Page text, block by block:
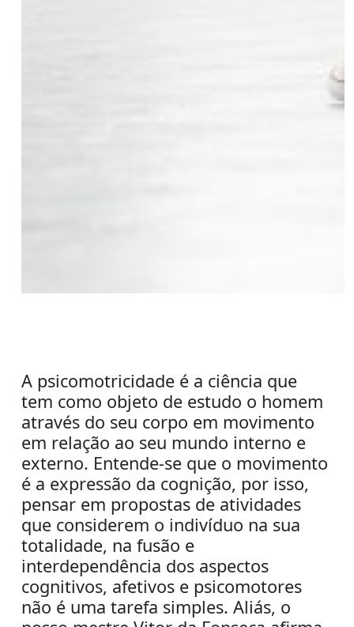
A psicomotricidade é a ciência que
tem como objeto de estudo o homem
através do seu corpo em movimento
em relação ao seu mundo interno e
externo. Entende-se que o movimento
é a expressão da cognição, por isso,
pensar em propostas de atividades
que considerem o indivíduo na sua
totalidade, na fusão e
interdependência dos aspectos
cognitivos, afetivos e psicomotores
não é uma tarefa simples. Aliás, o